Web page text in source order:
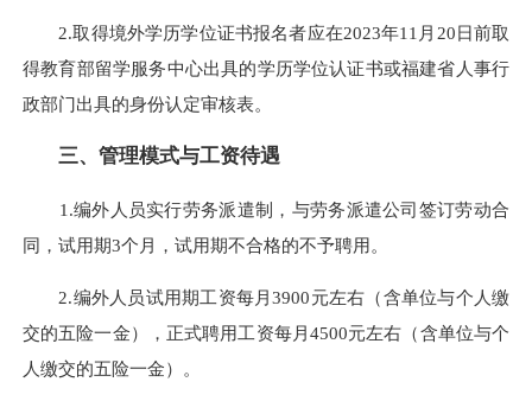
2.取得境外学历学位证书报名者应在2023年11月20日前取
得教育部留学服务中心出具的学历学位认证书或福建省人事行
政部门出具的身份认定审核表。
三、管理模式与工资待遇
1.编外人员实行劳务派遣制，与劳务派遣公司签订劳动合
同，试用期3个月，试用期不合格的不予聘用。
2.编外人员试用期工资每月3900元左右（含单位与个人缴
交的五险一金），正式聘用工资每月4500元左右（含单位与个
人缴交的五险一金）。